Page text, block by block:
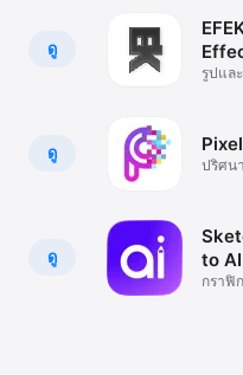
ดู
ดู
ดู
รูปแล
ปริศน
to
กราฟิ